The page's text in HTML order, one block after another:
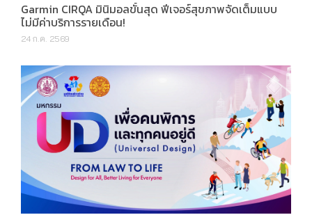
Garmin CIRQA มินิมอลขั้นสุด ฟีเจอร์สุขภาพจัดเต็มแบบ
ไม่มีค่าบริการรายเดือน!
24 ก.ค. 2569